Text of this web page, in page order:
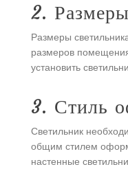
2. Размеры
Размеры
размеров
установить
3. Стиль
Светильник
общим стилем
настенные